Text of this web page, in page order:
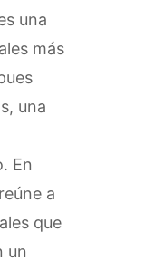
una
más
una
En
a
que
un